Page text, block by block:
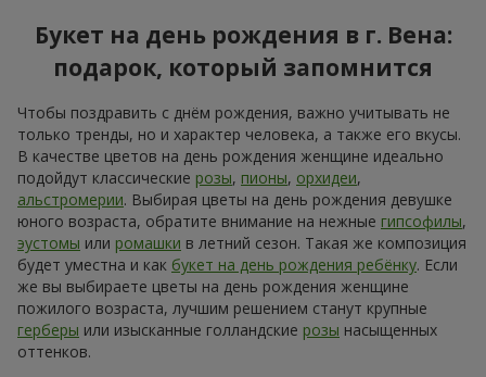
Букет на день рождения в г. Вена:
подарок, который запомнится
Чтобы поздравить с днём рождения, важно учитывать не
только тренды, но и характер человека, а также его вкусы.
В качестве цветов на день рождения женщине идеально
подойдут классические розы, пионы, орхидеи,
альстромерии. Выбирая цветы на день рождения девушке
юного возраста, обратите внимание на нежные гипсофилы,
эустомы или ромашки в летний сезон. Такая же композиция
будет уместна и как букет на день рождения ребёнку. Если
же вы выбираете цветы на день рождения женщине
пожилого возраста, лучшим решением станут крупные
герберы или изысканные голландские розы насыщенных
оттенков.